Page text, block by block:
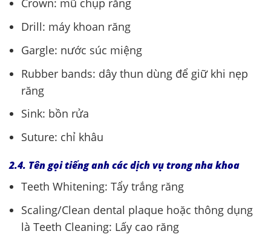
Crown: mũ chụp răng
Drill: máy khoan răng
Gargle: nước súc miệng
Rubber bands: dây thun dùng để giữ khi nẹp
răng
Sink: bồn rửa
Suture: chỉ khâu
2.4. Tên gọi tiếng anh các dịch vụ trong nha khoa
Teeth Whitening: Tẩy trắng răng
Scaling/Clean dental plaque hoặc thông dụng
là Teeth Cleaning: Lấy cao răng